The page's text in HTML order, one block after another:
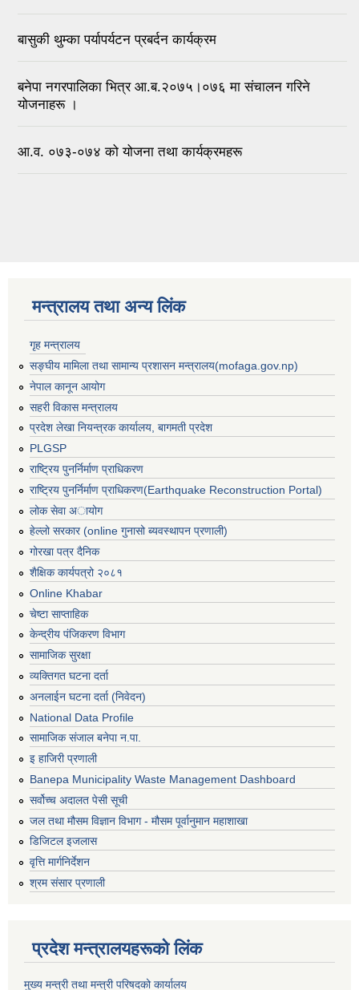
बासुकी थुम्का पर्यापर्यटन प्रबर्दन कार्यक्रम
बनेपा नगरपालिका भित्र आ.ब.२०७५।०७६ मा संचालन गरिने
योजनाहरू ।
आ.व. ०७३-०७४ को योजना तथा कार्यक्रमहरू
मन्त्रालय तथा अन्य लिंक
गृह मन्त्रालय
सङ्घीय मामिला तथा सामान्य प्रशासन मन्त्रालय(mofaga.gov.np)
नेपाल कानून आयोग
सहरी विकास मन्त्रालय
प्रदेश लेखा नियन्त्रक कार्यालय, बागमती प्रदेश
PLGSP
राष्ट्रिय पुनर्निर्माण प्राधिकरण
राष्ट्रिय पुनर्निर्माण प्राधिकरण(Earthquake Reconstruction Portal)
लोक सेवा अायोग
हेल्लो सरकार (online गुनासो ब्यवस्थापन प्रणाली)
गोरखा पत्र दैनिक
शैक्षिक कार्यपत्रो २०८१
Online Khabar
चेष्टा साप्ताहिक
केन्द्रीय पंजिकरण विभाग
सामाजिक सुरक्षा
व्यक्तिगत घटना दर्ता
अनलाईन घटना दर्ता (निवेदन)
National Data Profile
सामाजिक संजाल बनेपा न.पा.
इ हाजिरी प्रणाली
Banepa Municipality Waste Management Dashboard
सर्वोच्च अदालत पेसी सूची
जल तथा मौसम विज्ञान विभाग - मौसम पूर्वानुमान महाशाखा
डिजिटल इजलास
वृत्ति मार्गनिर्देशन
श्रम संसार प्रणाली
प्रदेश मन्त्रालयहरूको लिंक
मुख्य मन्त्री तथा मन्त्री परिषदको कार्यालय